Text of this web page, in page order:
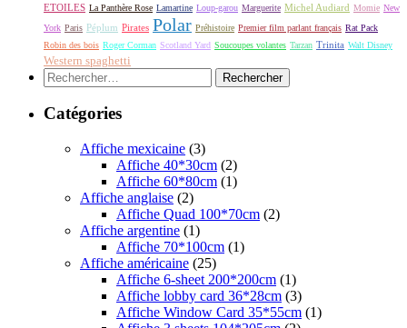
ETOILES La Panthère Rose Lamartine Loup-garou Marguerite Michel Audiard Momie New
York Paris Péplum Pirates Polar Préhistoire Premier film parlant français Rat Pack
Robin des bois Roger Corman Scotland Yard Soucoupes volantes Tarzan Trinita Walt Disney
Western spaghetti
Rechercher :
Catégories
Affiche mexicaine (3)
Affiche 40*30cm (2)
Affiche 60*80cm (1)
Affiche anglaise (2)
Affiche Quad 100*70cm (2)
Affiche argentine (1)
Affiche 70*100cm (1)
Affiche américaine (25)
Affiche 6-sheet 200*200cm (1)
Affiche lobby card 36*28cm (3)
Affiche Window Card 35*55cm (1)